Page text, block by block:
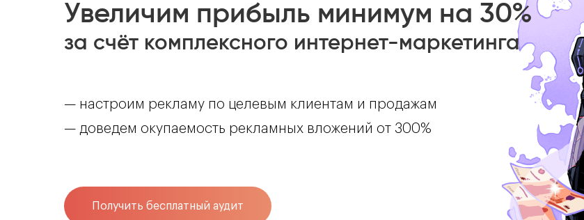
Увеличим прибыль минимум на 30%
за счёт комплексного интернет-маркетинга
— настроим рекламу по целевым клиентам и продажам
— доведем окупаемость рекламных вложений от 300%
Получить бесплатный аудит